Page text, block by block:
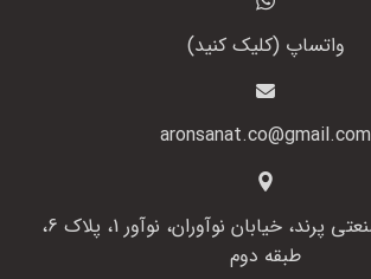
واتساپ (کلیک کنید)
aronsanat.co@gmail.com
تهران، شهرک صنعتی پرند، خیابان نوآوران، نوآور 1، پلاک 6،
طبقه دوم